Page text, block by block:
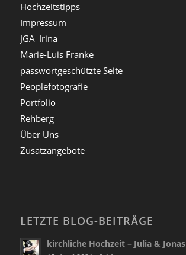
Hochzeitstipps
Impressum
JGA_Irina
Marie-Luis Franke
passwortgeschützte Seite
Peoplefotografie
Portfolio
Rehberg
Über Uns
Zusatzangebote
LETZTE BLOG-BEITRÄGE
kirchliche Hochzeit – Julia & Jonas